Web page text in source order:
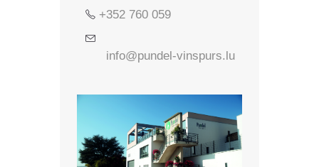
+352 760 059
info@pundel-vinspurs.lu